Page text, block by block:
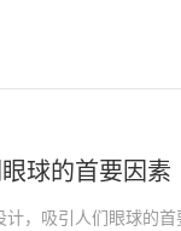
球的首要因素
，吸引人们眼球的